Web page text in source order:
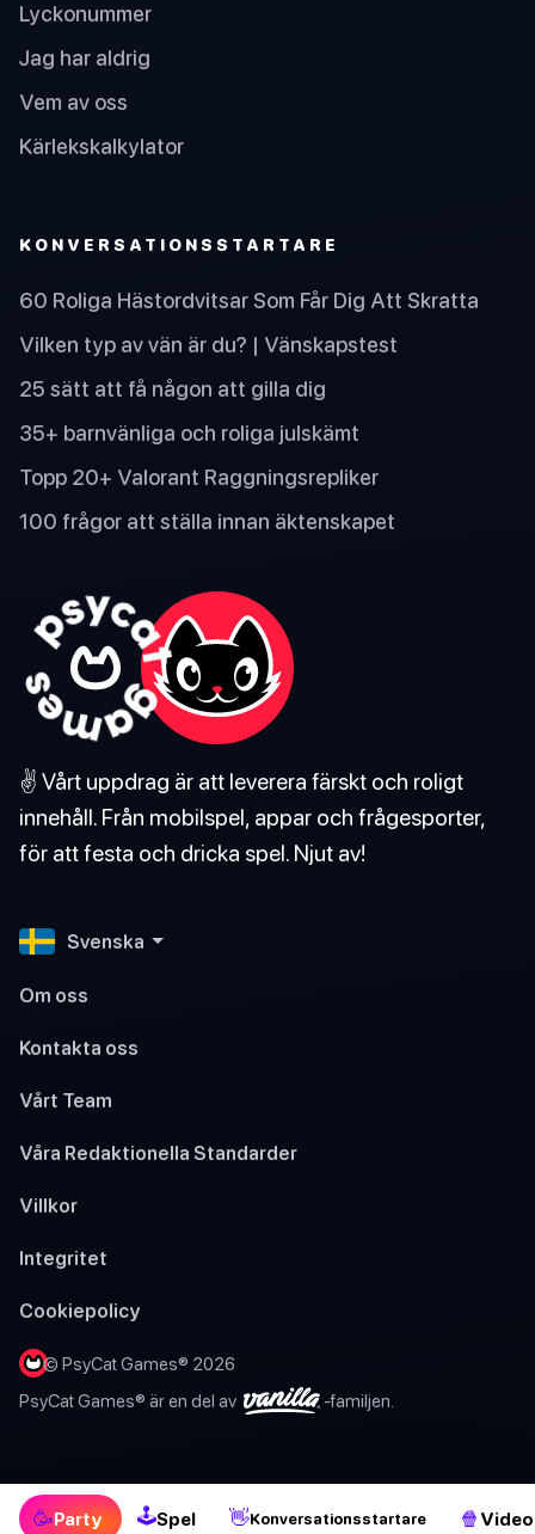
🥳Party 🕹Spel 👋Konversationsstartare 🍿
Lyckonummer
Jag har aldrig
Vem av oss
Kärlekskalkylator
KONVERSATIONSSTARTARE
60 Roliga Hästordvitsar Som Får Dig Att Skratta
Vilken typ av vän är du? | Vänskapstest
25 sätt att få någon att gilla dig
35+ barnvänliga och roliga julskämt
Topp 20+ Valorant Raggningsrepliker
100 frågor att ställa innan äktenskapet
✌️ Vårt uppdrag är att leverera färskt och roligt
innehåll. Från mobilspel, appar och frågesporter,
för att festa och dricka spel. Njut av!
Svenska
Om oss
Kontakta oss
Vårt Team
Våra Redaktionella Standarder
Villkor
Integritet
Cookiepolicy
© PsyCat Games® 2026
PsyCat Games® är en del av
-familjen.